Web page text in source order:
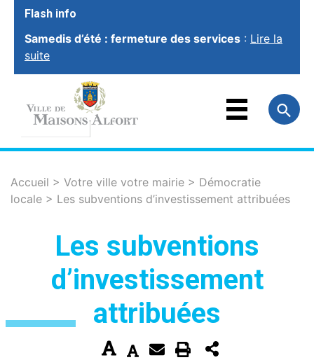
Flash info
Samedis d’été : fermeture des services : Lire la
suite
VOTRE MAIRIE
FAMILLEET ÉDUCATION
VOTRE CADREDE VIE
SOCIAL ETSOLIDARITÉ
VIE ÉCONOMIQUEET EMPLOI
SPORT, CULTURE ET LOISIRS
Accueil > Votre ville votre mairie > Démocratie
locale > Les subventions d’investissement attribuées
Les subventions
d’investissement
attribuées